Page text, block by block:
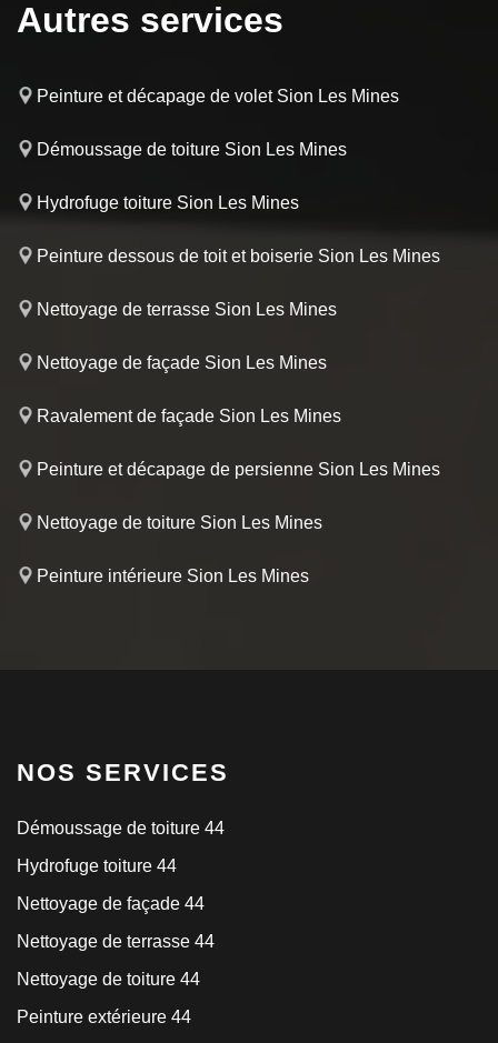
Autres services
Peinture et décapage de volet Sion Les Mines
Démoussage de toiture Sion Les Mines
Hydrofuge toiture Sion Les Mines
Peinture dessous de toit et boiserie Sion Les Mines
Nettoyage de terrasse Sion Les Mines
Nettoyage de façade Sion Les Mines
Ravalement de façade Sion Les Mines
Peinture et décapage de persienne Sion Les Mines
Nettoyage de toiture Sion Les Mines
Peinture intérieure Sion Les Mines
NOS SERVICES
Démoussage de toiture 44
Hydrofuge toiture 44
Nettoyage de façade 44
Nettoyage de terrasse 44
Nettoyage de toiture 44
Peinture extérieure 44